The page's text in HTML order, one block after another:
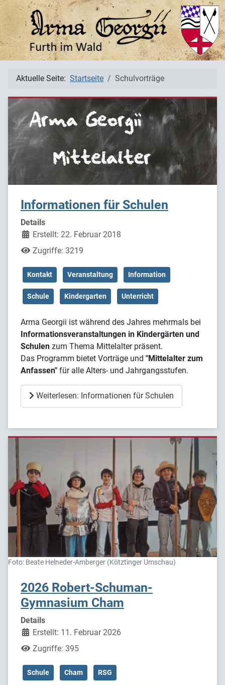
Aktuelle Seite: Startseite Schulvorträge
Informationen für Schulen
Details
Erstellt: 22. Februar 2018
Zugriffe: 3219
Kontakt Veranstaltung Information
Schule Kindergarten Unterricht
Arma Georgii ist während des Jahres mehrmals bei
Informationsveranstaltungen in Kindergärten und
Schulen zum Thema Mittelalter präsent.
Das Programm bietet Vorträge und "Mittelalter zum
Anfassen" für alle Alters- und Jahrgangsstufen.
Weiterlesen: Informationen für Schulen
Foto: Beate Helneder-Amberger (Kötztinger Umschau)
2026 Robert-Schuman-
Gymnasium Cham
Details
Erstellt: 11. Februar 2026
Zugriffe: 395
Schule Cham RSG